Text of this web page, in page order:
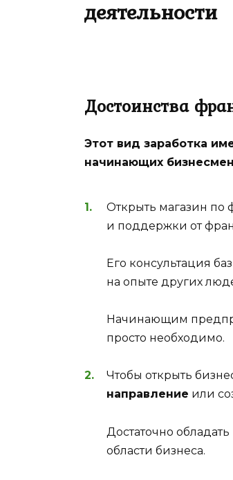
деятельности
Достоинства
Этот вид заработка
начинающих
Открыть магазин по
и поддержки от
Его консультация
на опыте других
Начинающим
просто необходимо.
Чтобы открыть
направление или
Достаточно
области бизнеса.